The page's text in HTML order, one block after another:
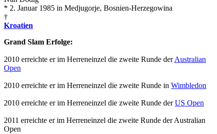
* 2. Januar 1985 in Medjugorje, Bosnien-Herzegowina
†
Kroatien
Grand Slam Erfolge:
2010 erreichte er im Herreneinzel die zweite Runde derAustralian
Open
2010 erreichte er im Herreneinzel die zweite Runde in Wimbledon
2010 erreichte er im Herreneinzel die zweite Runde derUS Open
2011 erreichte er im Herreneinzel die zweite Runde der Australian
Open